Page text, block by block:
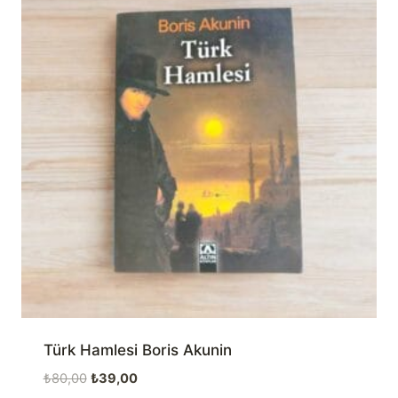
Türk Hamlesi Boris Akunin
₺80,00 Orijinal
₺39,00Şu